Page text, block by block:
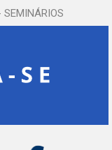
SEMINÁRIOS